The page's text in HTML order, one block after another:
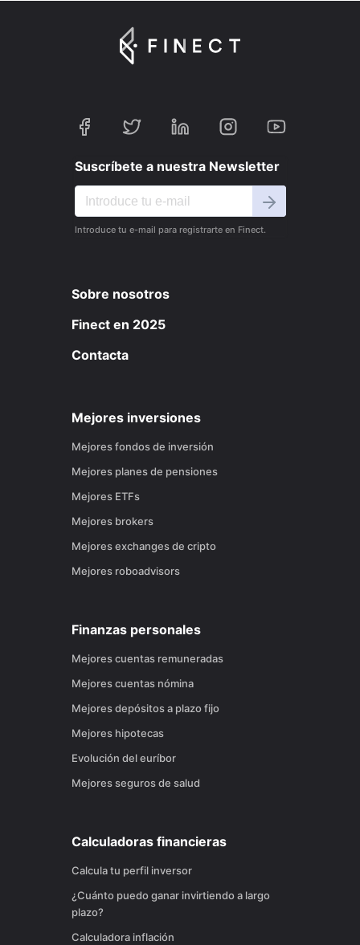
Suscríbete a nuestra Newsletter
Introduce tu e-mail para registrarte en Finect.
Sobre nosotros
Finect en 2025
Contacta
Mejores inversiones
Mejores fondos de inversión
Mejores planes de pensiones
Mejores ETFs
Mejores brokers
Mejores exchanges de cripto
Mejores roboadvisors
Finanzas personales
Mejores cuentas remuneradas
Mejores cuentas nómina
Mejores depósitos a plazo fijo
Mejores hipotecas
Evolución del euríbor
Mejores seguros de salud
Calculadoras financieras
Calcula tu perfil inversor
¿Cuánto puedo ganar invirtiendo a largo
plazo?
Calculadora inflación